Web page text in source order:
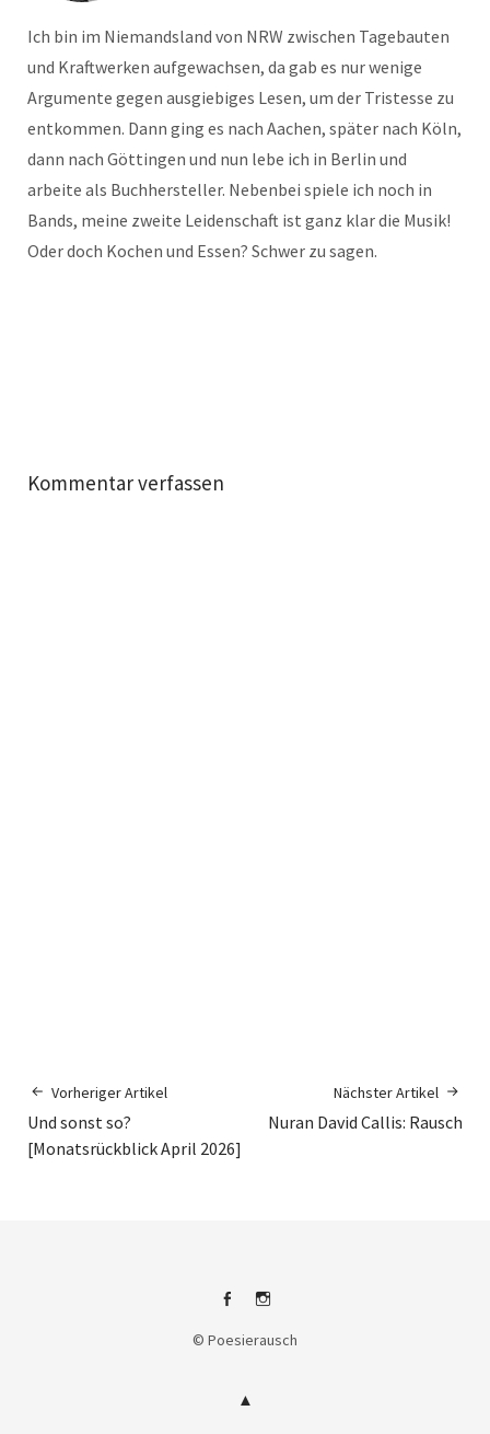
Ich bin im Niemandsland von NRW zwischen Tagebauten
und Kraftwerken aufgewachsen, da gab es nur wenige
Argumente gegen ausgiebiges Lesen, um der Tristesse zu
entkommen. Dann ging es nach Aachen, später nach Köln,
dann nach Göttingen und nun lebe ich in Berlin und
arbeite als Buchhersteller. Nebenbei spiele ich noch in
Bands, meine zweite Leidenschaft ist ganz klar die Musik!
Oder doch Kochen und Essen? Schwer zu sagen.
Kommentar verfassen
Vorheriger Artikel
Und sonst so?
[Monatsrückblick April 2026]
Nächster Artikel
Nuran David Callis: Rausch
FacebookInstagram
© Poesierausch